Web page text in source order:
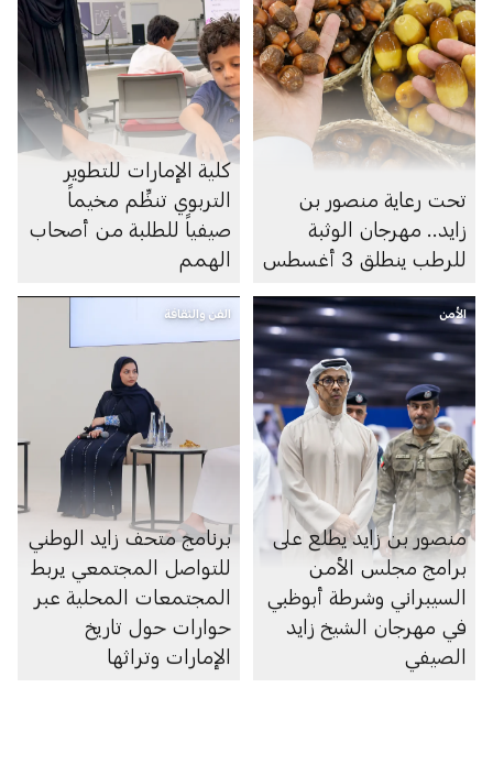
تحت رعاية منصور بن
زايد.. مهرجان الوثبة
للرطب ينطلق 3 أغسطس
كلية الإمارات للتطوير
التربوي تنظِّم مخيماً
صيفياً للطلبة من أصحاب
الهمم
الأمن
منصور بن زايد يطلع على
برامج مجلس الأمن
السيبراني وشرطة أبوظبي
في مهرجان الشيخ زايد
الصيفي
الفن والثقافة
برنامج متحف زايد الوطني
للتواصل المجتمعي يربط
المجتمعات المحلية عبر
حوارات حول تاريخ
الإمارات وتراثها